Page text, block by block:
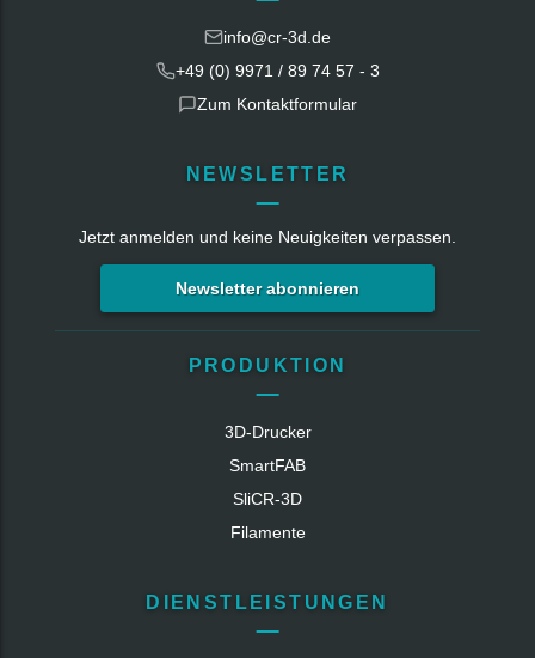
info@cr-3d.de
+49 (0) 9971 / 89 74 57 - 3
Zum Kontaktformular
NEWSLETTER
Jetzt anmelden und keine Neuigkeiten verpassen.
Newsletter abonnieren
PRODUKTION
3D-Drucker
SmartFAB
SliCR‑3D
Filamente
DIENSTLEISTUNGEN